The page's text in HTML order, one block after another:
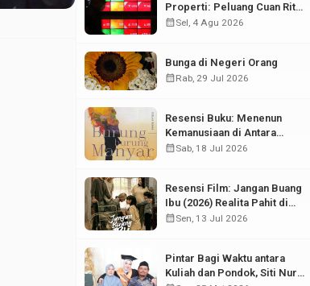
Properti: Peluang Cuan Ritel
di Tengah Fluktuasi Pasar
calendar_monthSel, 4 Agu 2026
Bunga di Negeri Orang
calendar_monthRab, 29 Jul 2026
Resensi Buku: Menenun
Kemanusiaan di Antara
Puing Sejarah
calendar_monthSab, 18 Jul 2026
Resensi Film: Jangan Buang
Ibu (2026) Realita Pahit di
Balik Kesuksesan Anak
calendar_monthSen, 13 Jul 2026
Pintar Bagi Waktu antara
Kuliah dan Pondok, Siti Nur